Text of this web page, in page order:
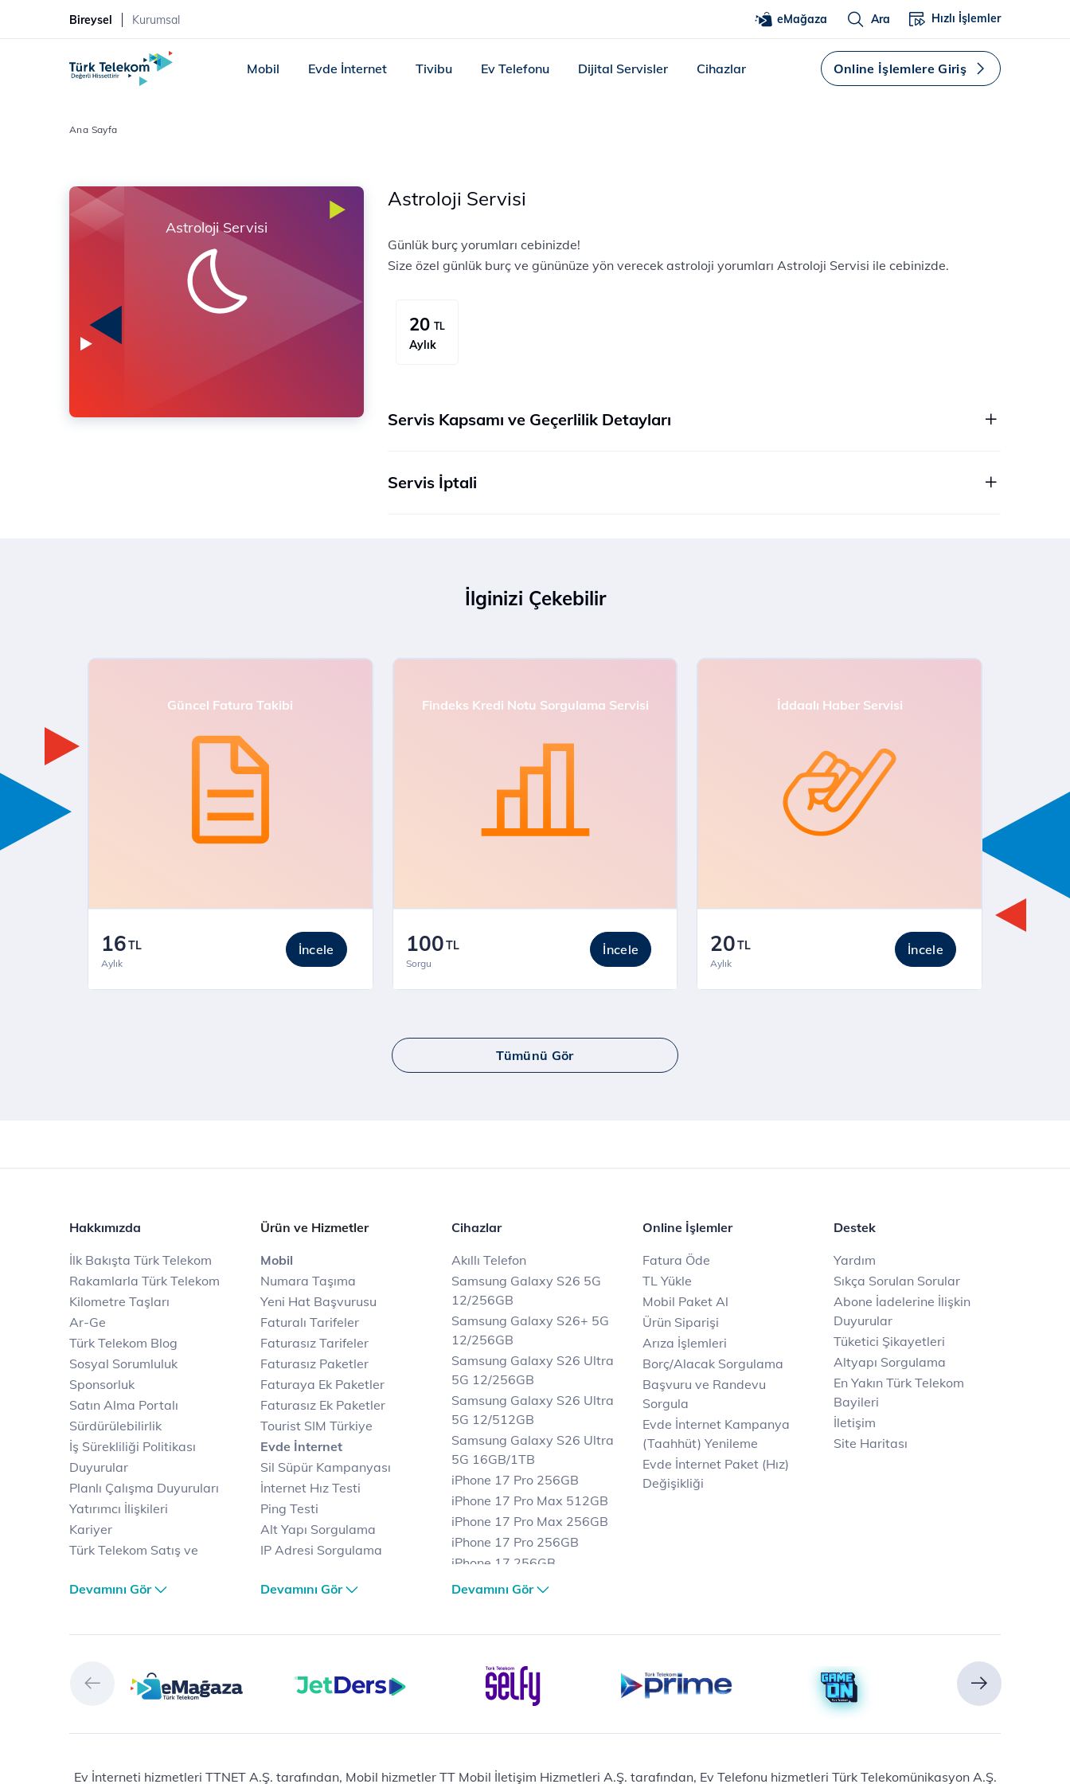
Bireysel Kurumsal eMağaza Ara Hızlı İşlemler
Mobil Evde İnternet Tivibu Ev Telefonu Dijital Servisler Cihazlar Online İşlemlere Giriş
Ana Sayfa
Astroloji Servisi
Astroloji Servisi
Günlük burç yorumları cebinizde!
Size özel günlük burç ve gününüze yön verecek astroloji yorumları Astroloji Servisi ile cebinizde.
20 TL
Aylık
Servis Kapsamı ve Geçerlilik Detayları
Servis İptali
İlginizi Çekebilir
Güncel Fatura Takibi
16TL
Aylık
İncele
Findeks Kredi Notu Sorgulama Servisi
100TL
Sorgu
İncele
İddaalı Haber Servisi
20TL
Aylık
İncele
Tümünü Gör
Hakkımızda
İlk Bakışta Türk Telekom
Rakamlarla Türk Telekom
Kilometre Taşları
Ar-Ge
Türk Telekom Blog
Sosyal Sorumluluk
Sponsorluk
Satın Alma Portalı
Sürdürülebilirlik
İş Sürekliliği Politikası
Duyurular
Planlı Çalışma Duyuruları
Yatırımcı İlişkileri
Kariyer
Türk Telekom Satış ve
Türk Telekom Finansal
Türk Telekom Afet Tedbirleri
Prime
Tivibu
Playstore
Devamını Gör
Ürün ve Hizmetler
Mobil
Numara Taşıma
Yeni Hat Başvurusu
Faturalı Tarifeler
Faturasız Tarifeler
Faturasız Paketler
Faturaya Ek Paketler
Faturasız Ek Paketler
Tourist SIM Türkiye
Evde İnternet
Sil Süpür Kampanyası
İnternet Hız Testi
Ping Testi
Alt Yapı Sorgulama
IP Adresi Sorgulama
Avantajlı İnternet
Fiber İnternet
İnternet Kampanyaları
Ev Telefonu
Muud
Total Protection
Devamını Gör
Cihazlar
Akıllı Telefon
Samsung Galaxy S26 5G
12/256GB
Samsung Galaxy S26+ 5G
12/256GB
Samsung Galaxy S26 Ultra
5G 12/256GB
Samsung Galaxy S26 Ultra
5G 12/512GB
Samsung Galaxy S26 Ultra
5G 16GB/1TB
iPhone 17 Pro 256GB
iPhone 17 Pro Max 512GB
iPhone 17 Pro Max 256GB
iPhone 17 Pro 256GB
iPhone 17 256GB
iPhone 17 Air 256GB
Casper Nirvana C370
Notebook
Ev Telefonu
Devamını Gör
Online İşlemler
Fatura Öde
TL Yükle
Mobil Paket Al
Ürün Siparişi
Arıza İşlemleri
Borç/Alacak Sorgulama
Başvuru ve Randevu
Sorgula
Evde İnternet Kampanya
(Taahhüt) Yenileme
Evde İnternet Paket (Hız)
Değişikliği
Destek
Yardım
Sıkça Sorulan Sorular
Abone İadelerine İlişkin
Duyurular
Tüketici Şikayetleri
Altyapı Sorgulama
En Yakın Türk Telekom
Bayileri
İletişim
Site Haritası
Ev İnterneti hizmetleri TTNET A.Ş. tarafından, Mobil hizmetler TT Mobil İletişim Hizmetleri A.Ş. tarafından, Ev Telefonu hizmetleri Türk Telekomünikasyon A.Ş.